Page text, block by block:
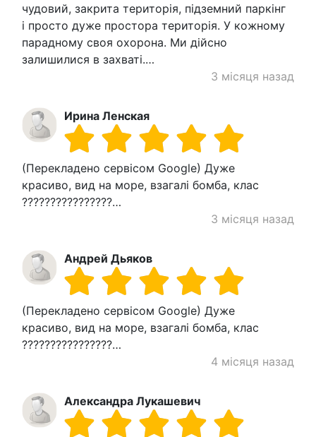
чудовий, закрита територія, підземний паркінг
і просто дуже простора територія. У кожному
парадному своя охорона. Ми дійсно
залишилися в захваті.…
3 місяця назад
Ирина Ленская
(Перекладено сервісом Google) Дуже
красиво, вид на море, взагалі бомба, клас
????????????????…
3 місяця назад
Андрей Дьяков
(Перекладено сервісом Google) Дуже
красиво, вид на море, взагалі бомба, клас
????????????????…
4 місяця назад
Александра Лукашевич